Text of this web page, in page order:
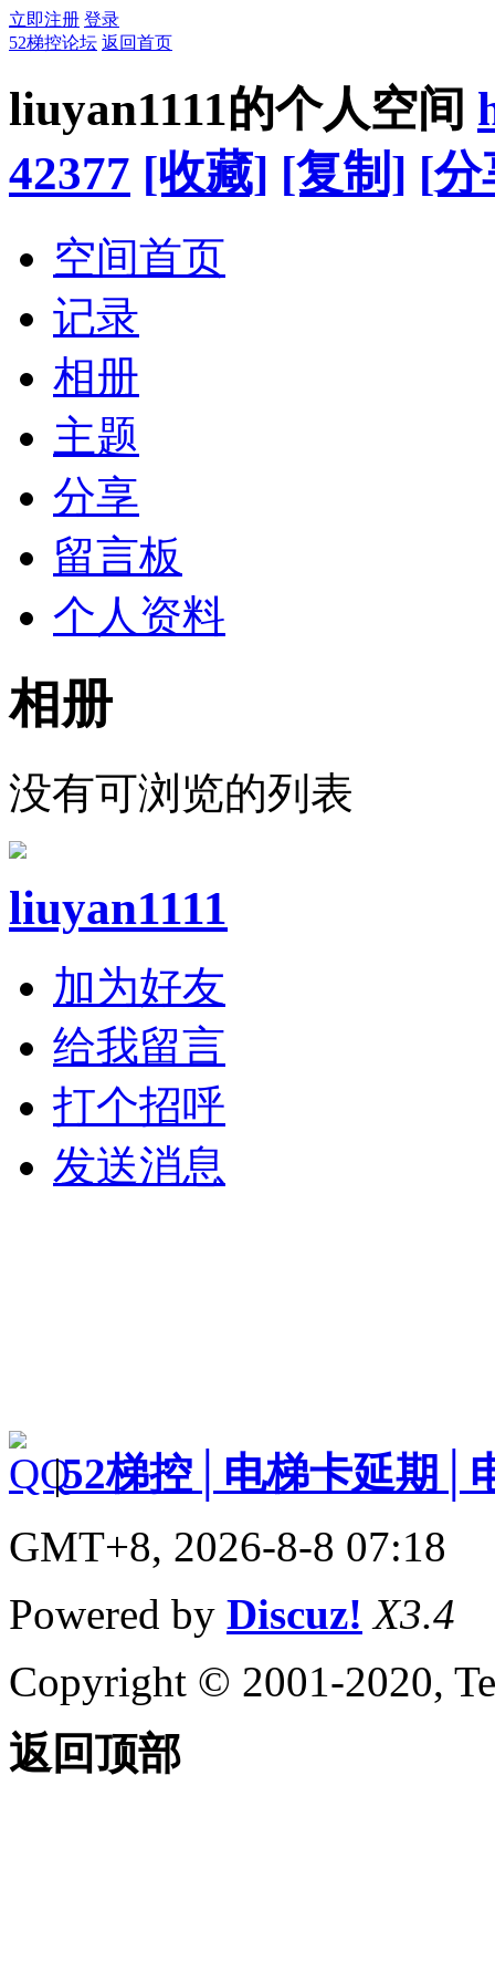
立即注册 登录
52梯控论坛 返回首页
liuyan1111的个人空间
42377 [收藏] [复制] [分
空间首页
记录
相册
主题
分享
留言板
个人资料
相册
没有可浏览的列表
liuyan1111
加为好友
给我留言
打个招呼
发送消息
|52梯控│电梯卡延期│
GMT+8, 2026-8-8 07:18
Powered by Discuz! X3.4
Copyright © 2001-2020,
返回顶部